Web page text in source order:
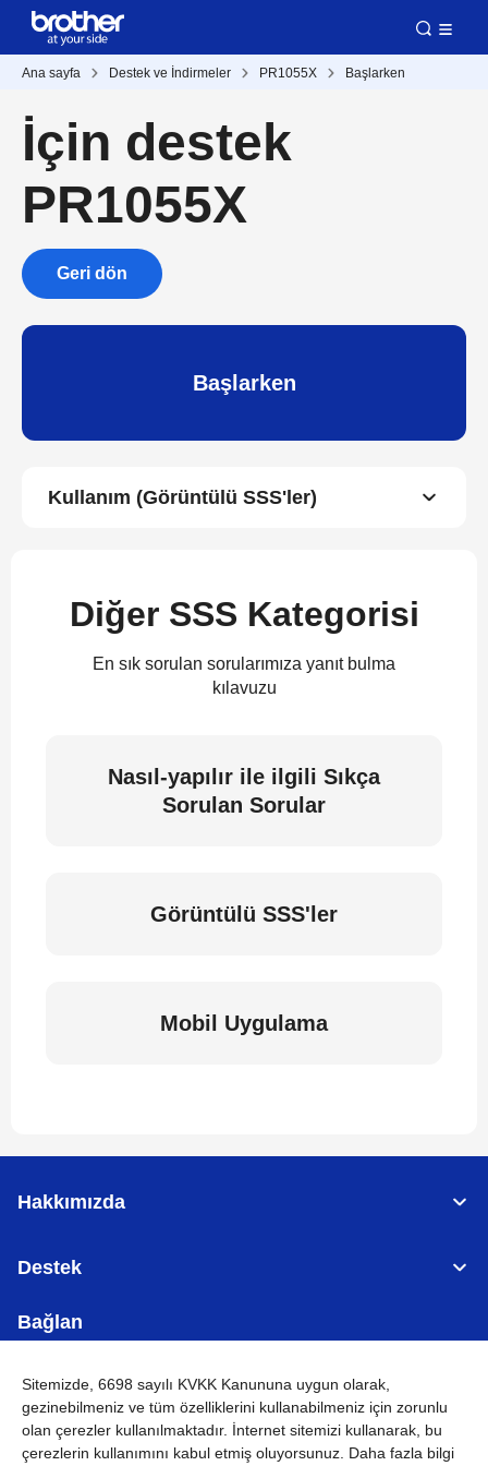
Ana sayfa Destek ve İndirmeler PR1055X Başlarken
İçin destek
PR1055X
Geri dön
Başlarken
Kullanım (Görüntülü SSS'ler)
Diğer SSS Kategorisi
En sık sorulan sorularımıza yanıt bulma
kılavuzu
Nasıl-yapılır ile ilgili Sıkça
Sorulan Sorular
Görüntülü SSS'ler
Mobil Uygulama
Hakkımızda
Destek
Bağlan
TÜRKİYE Küresel Ağ
Sitemizde, 6698 sayılı KVKK Kanununa uygun olarak,
gezinebilmeniz ve tüm özelliklerini kullanabilmeniz için zorunlu
olan çerezler kullanılmaktadır. İnternet sitemizi kullanarak, bu
çerezlerin kullanımını kabul etmiş oluyorsunuz. Daha fazla bilgi